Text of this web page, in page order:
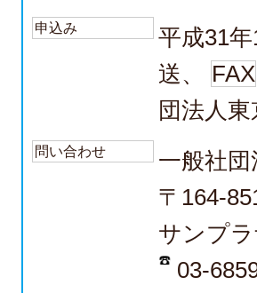
申込み
平成31
送、
FAX
団法人
問い合わせ
一般社
〒164-
サンプ
03-